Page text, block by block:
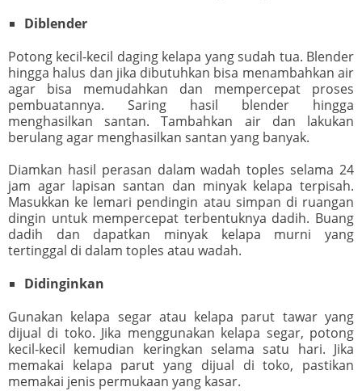
Diblender
Potong kecil-kecil daging kelapa yang sudah tua. Blender
hingga halus dan jika dibutuhkan bisa menambahkan air
agar bisa memudahkan dan mempercepat proses
pembuatannya. Saring hasil blender hingga
menghasilkan santan. Tambahkan air dan lakukan
berulang agar menghasilkan santan yang banyak.
Diamkan hasil perasan dalam wadah toples selama 24
jam agar lapisan santan dan minyak kelapa terpisah.
Masukkan ke lemari pendingin atau simpan di ruangan
dingin untuk mempercepat terbentuknya dadih. Buang
dadih dan dapatkan minyak kelapa murni yang
tertinggal di dalam toples atau wadah.
Didinginkan
Gunakan kelapa segar atau kelapa parut tawar yang
dijual di toko. Jika menggunakan kelapa segar, potong
kecil-kecil kemudian keringkan selama satu hari. Jika
memakai kelapa parut yang dijual di toko, pastikan
memakai jenis permukaan yang kasar.